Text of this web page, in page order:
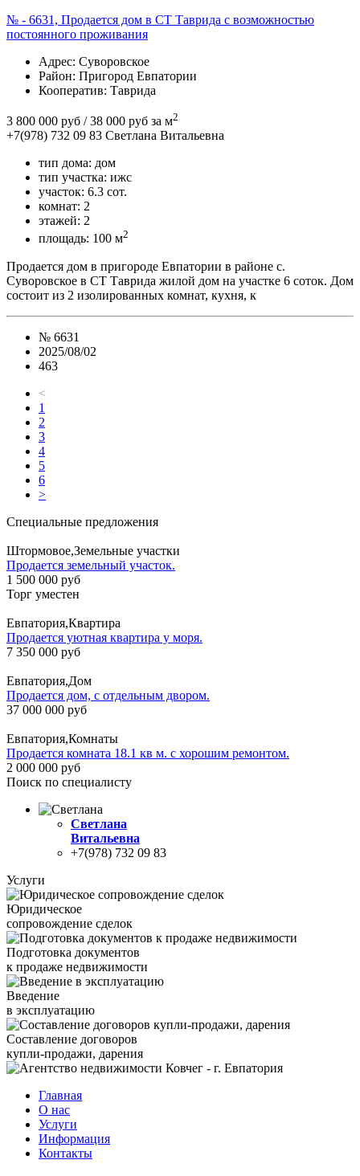
№ - 6631, Продается дом в СТ Таврида с возможностью
постоянного проживания
Адрес: Суворовское
Район: Пригород Евпатории
Кооператив: Таврида
3 800 000 руб / 38 000 руб за м2
+7(978) 732 09 83 Cветлана Витальевна
тип дома: дом
тип участка: ижс
участок: 6.3 сот.
комнат: 2
этажей: 2
площадь: 100 м2
Продается дом в пригороде Евпатории в районе с.
Суворовское в СТ Таврида жилой дом на участке 6 соток. Дом
состоит из 2 изолированных комнат, кухня, к
№ 6631
2025/08/02
463
<
1
2
3
4
5
6
>
Специальные предложения
Штормовое,Земельные участки
Продается земельный участок.
1 500 000 руб
Торг уместен
Евпатория,Квартира
Продается уютная квартира у моря.
7 350 000 руб
Евпатория,Дом
Продается дом, с отдельным двором.
37 000 000 руб
Евпатория,Комнаты
Продается комната 18.1 кв м. с хорошим ремонтом.
2 000 000 руб
Поиск по специалисту
Светлана
Витальевна
+7(978) 732 09 83
Услуги
Юридическое
сопровождение сделок
Подготовка документов
к продаже недвижимости
Введение
в эксплуатацию
Составление договоров
купли-продажи, дарения
Главная
О нас
Услуги
Информация
Контакты